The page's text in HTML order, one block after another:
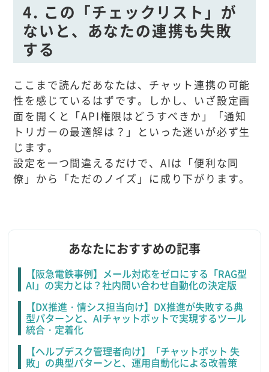
4. この「チェックリスト」が
ないと、あなたの連携も失敗
する
ここまで読んだあなたは、チャット連携の可能
性を感じているはずです。しかし、いざ設定画
面を開くと「API権限はどうすべきか」「通知
トリガーの最適解は？」といった迷いが必ず生
じます。
設定を一つ間違えるだけで、AIは「便利な同
僚」から「ただのノイズ」に成り下がります。
あなたにおすすめの記事
【阪急電鉄事例】メール対応をゼロにする「RAG型
AI」の実力とは？社内問い合わせ自動化の決定版
【DX推進・情シス担当向け】DX推進が失敗する典
型パターンと、AIチャットボットで実現するツール
統合・定着化
【ヘルプデスク管理者向け】「チャットボット 失
敗」の典型パターンと、運用自動化による改善策